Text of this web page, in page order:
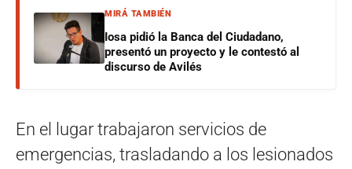
MIRÁ TAMBIÉN
Iosa pidió la Banca del Ciudadano,
presentó un proyecto y le contestó al
discurso de Avilés
En el lugar trabajaron servicios de
emergencias, trasladando a los lesionados